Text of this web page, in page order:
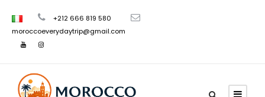
+212 666 819 580
moroccoeverydaytrip@gmail.com